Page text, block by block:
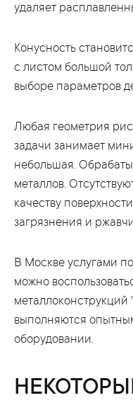
удаляет
Конусность
с листом большой
выборе параметров
Любая геометрия
задачи занимает
небольшая.
металлов.
качеству
загрязнения и
В Москве услугами
можно
выполняются
оборудовании.